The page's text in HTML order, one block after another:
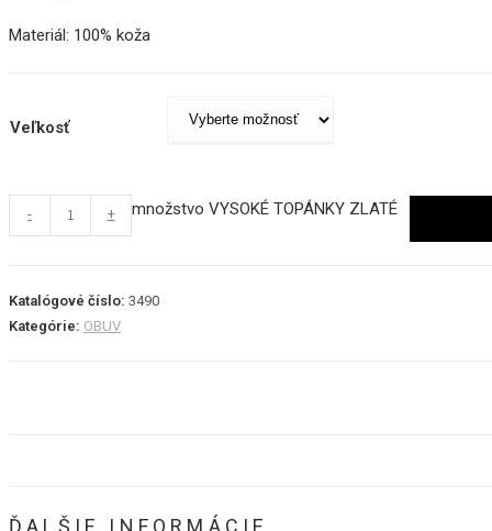
Materiál: 100% koža
Veľkosť
množstvo VYSOKÉ TOPÁNKY ZLATÉ
- +
Katalógové číslo: 3490
Kategórie: OBUV
ĎALŠIE INFORMÁCIE